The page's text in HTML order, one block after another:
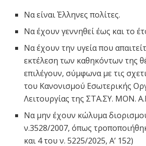
Να είναι Έλληνες πολίτες.
Να έχουν γεννηθεί έως και το
Να έχουν την υγεία που
εκτέλεση των καθηκόντων της
επιλέγουν, σύμφωνα με τις
του Κανονισμού Εσωτερικής
Λειτουργίας της ΣΤΑ.ΣΥ. ΜΟΝ.
Να μην έχουν κώλυμα
ν.3528/2007, όπως
και 4 του ν. 5225/2025, Α’ 152)